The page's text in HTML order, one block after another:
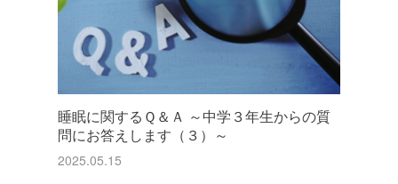
睡眠に関するＱ＆Ａ ～中学３年生からの質
問にお答えします（３）～
2025.05.15